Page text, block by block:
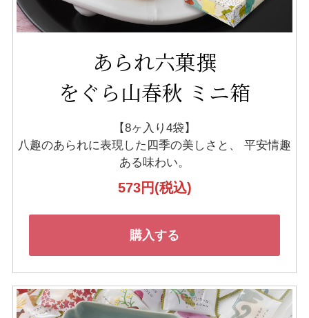
あられ六菓撰
をぐら山春秋 ミニ箱
【8ヶ入り4袋】
八趣のあられに表現した四季の美しさと、
平安情趣
ある味わい。
573円(税込)
購入する